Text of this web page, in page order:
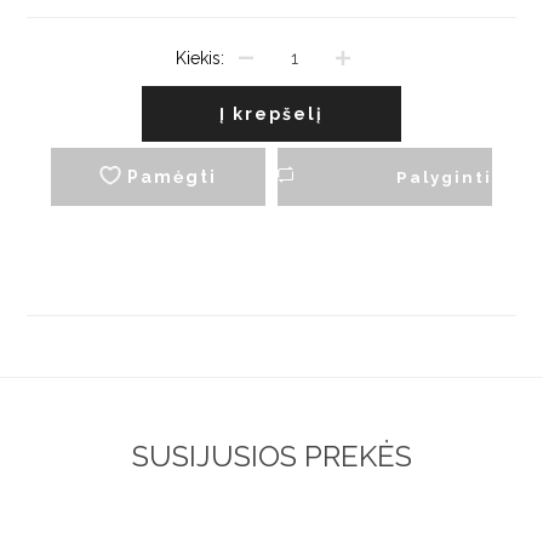
Kiekis:
Pamėgti
Į krepšelį
Palyginti
SUSIJUSIOS PREKĖS